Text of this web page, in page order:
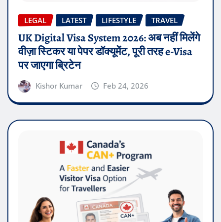
LEGAL LATEST LIFESTYLE TRAVEL
UK Digital Visa System 2026: अब नहीं मिलेंगे
वीज़ा स्टिकर या पेपर डॉक्यूमेंट, पूरी तरह e-Visa
पर जाएगा ब्रिटेन
Kishor Kumar Feb 24, 2026